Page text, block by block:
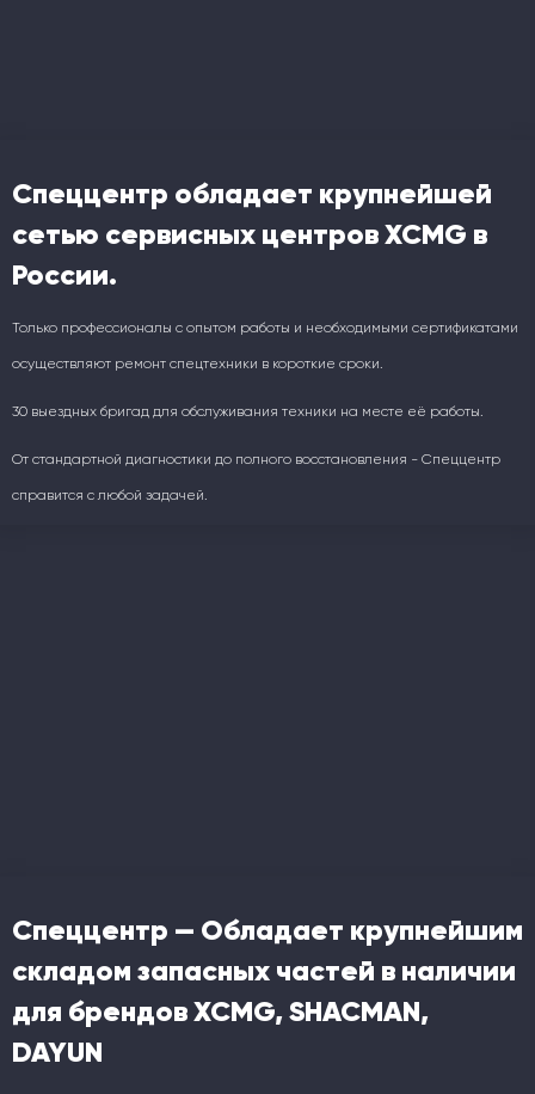
Спеццентр обладает крупнейшей
сетью сервисных центров XCMG в
России.
Только профессионалы с опытом работы и необходимыми сертификатами
осуществляют ремонт спецтехники в короткие сроки.
30 выездных бригад для обслуживания техники на месте её работы.
От стандартной диагностики до полного восстановления - Спеццентр
справится с любой задачей.
Спеццентр — Обладает крупнейшим
складом запасных частей в наличии
для брендов XCMG, SHACMAN,
DAYUN